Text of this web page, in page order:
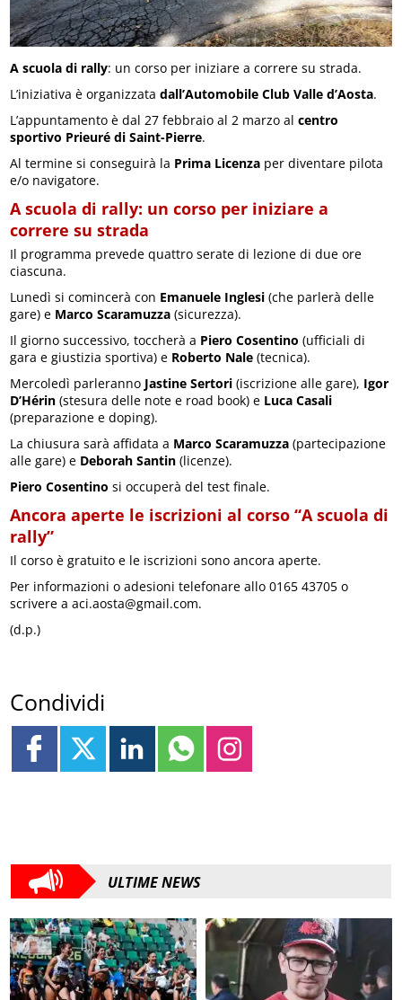
A scuola di rally: un corso per iniziare a correre su strada.
L’iniziativa è organizzatadall’Automobile Club Valle d’Aosta.
L’appuntamento è dal 27 febbraio al 2 marzo alcentro
sportivo Prieuré di Saint-Pierre.
Al termine si conseguirà la Prima Licenza per diventare pilota
e/o navigatore.
A scuola di rally: un corso per iniziare a
correre su strada
Il programma prevede quattro serate di lezione di due ore
ciascuna.
Lunedì si comincerà con Emanuele Inglesi (che parlerà delle
gare) e Marco Scaramuzza (sicurezza).
Il giorno successivo, toccherà a Piero Cosentino (ufficiali di
gara e giustizia sportiva) e Roberto Nale (tecnica).
Mercoledì parleranno Jastine Sertori (iscrizione alle gare), Igor
D’Hérin (stesura delle note e road book) e Luca Casali
(preparazione e doping).
La chiusura sarà affidata a Marco Scaramuzza (partecipazione
alle gare) e Deborah Santin (licenze).
Piero Cosentino si occuperà del test finale.
Ancora aperte le iscrizioni al corso “A scuola di
rally”
Il corso è gratuito e le iscrizioni sono ancora aperte.
Per informazioni o adesioni telefonare allo 0165 43705 o
scrivere a aci.aosta@gmail.com.
(d.p.)
Condividi
ULTIME NEWS